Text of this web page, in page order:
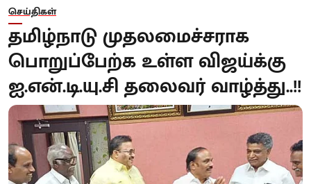
செய்திகள்
தமிழ்நாடு முதலமைச்சராக
பொறுப்பேற்க உள்ள விஜய்க்கு
ஐ.என்.டி.யு.சி தலைவர் வாழ்த்து..!!